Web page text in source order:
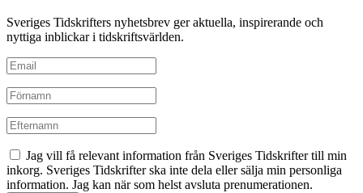
Sveriges Tidskrifters nyhetsbrev ger aktuella, inspirerande och
nyttiga inblickar i tidskriftsvärlden.
Jag vill få relevant information från Sveriges Tidskrifter till min
inkorg. Sveriges Tidskrifter ska inte dela eller sälja min personliga
information. Jag kan när som helst avsluta prenumerationen.